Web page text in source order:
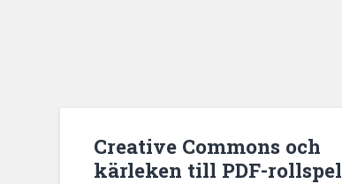
Creative Commons och
kärleken till PDF-rollspel